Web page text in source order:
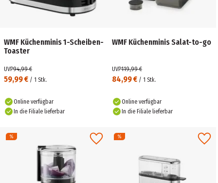
WMF Küchenminis 1-Scheiben-
Toaster
59,99 € / 1 Stk.
UVP94,99 €
Online verfügbar
In die Filiale lieferbar
WMF Küchenminis Salat-to-go
84,99 € / 1 Stk.
UVP119,99 €
Online verfügbar
In die Filiale lieferbar